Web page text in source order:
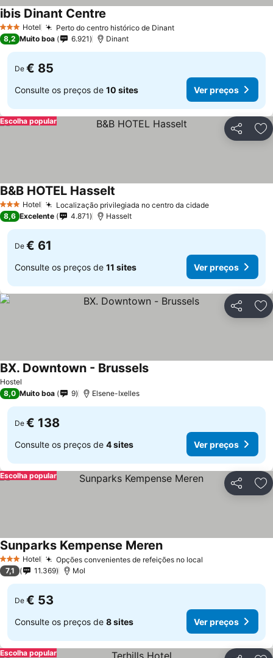
3 EstrelasHotel Perto do centro histórico de Dinant
ibis Dinant Centre
8,2 Muito boa 6.921 Dinant
De € 85
Consulte os preços de 10 sites Ver preços
Partilhar
Escolha popular
3 EstrelasHotel Localização privilegiada no centro da cidade
B&B HOTEL Hasselt
8,6 Excelente 4.871 Hasselt
De € 61
Consulte os preços de 11 sites Ver preços
Partilhar
Hostel
BX. Downtown - Brussels
8,0 Muito boa 9 Elsene-Ixelles
De € 138
Consulte os preços de 4 sites Ver preços
Partilhar
Escolha popular
3 EstrelasHotel Opções convenientes de refeições no local
Sunparks Kempense Meren
7,1 11.369 Mol
De € 53
Consulte os preços de 8 sites Ver preços
Escolha popular